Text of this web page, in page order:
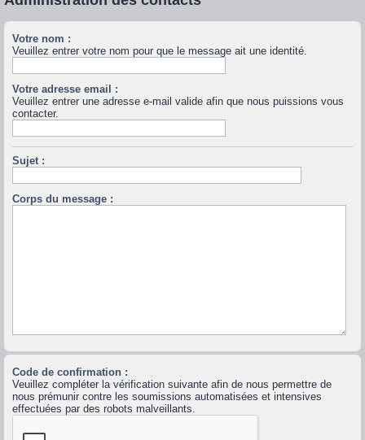
Votre nom :
Veuillez entrer votre nom pour que le message ait une identité.
Votre adresse email :
Veuillez entrer une adresse e-mail valide afin que nous puissions vous
contacter.
Sujet :
Corps du message :
Code de confirmation :
Veuillez compléter la vérification suivante afin de nous permettre de
nous prémunir contre les soumissions automatisées et intensives
effectuées par des robots malveillants.